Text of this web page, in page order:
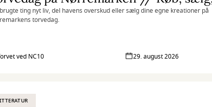
ting nyt liv, del havens overskud eller sælg dine egne kreationer på
torvedag.
ved NC10 29. august 2026